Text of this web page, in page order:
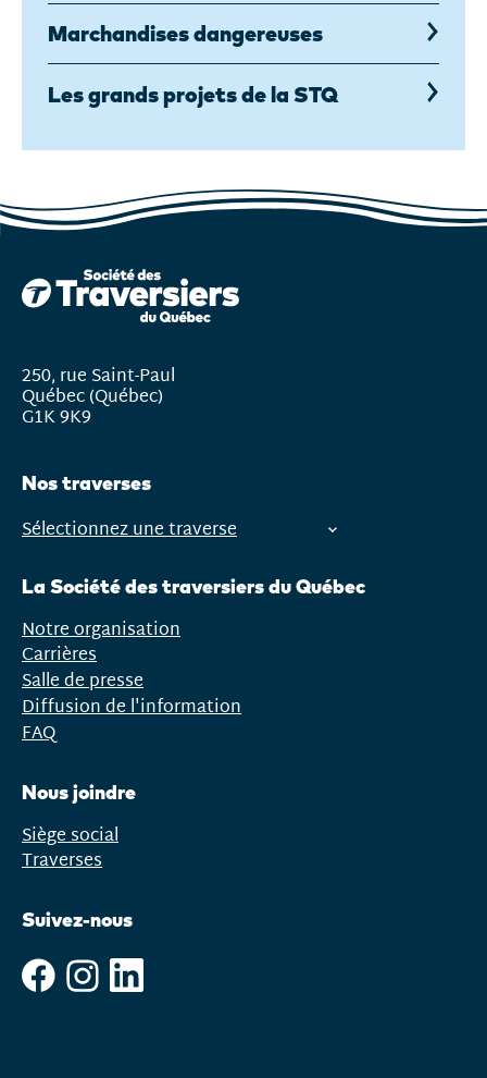
Marchandises dangereuses
Les grands projets de la STQ
250, rue Saint-Paul
Québec (Québec)
G1K 9K9
Nos traverses
Ouvrir
menu
Sélectionnez une traverse
La Société des traversiers du Québec
Notre organisation
Carrières
Salle de presse
Diffusion de l'information
FAQ
Nous joindre
Siège social
Traverses
Suivez-nous